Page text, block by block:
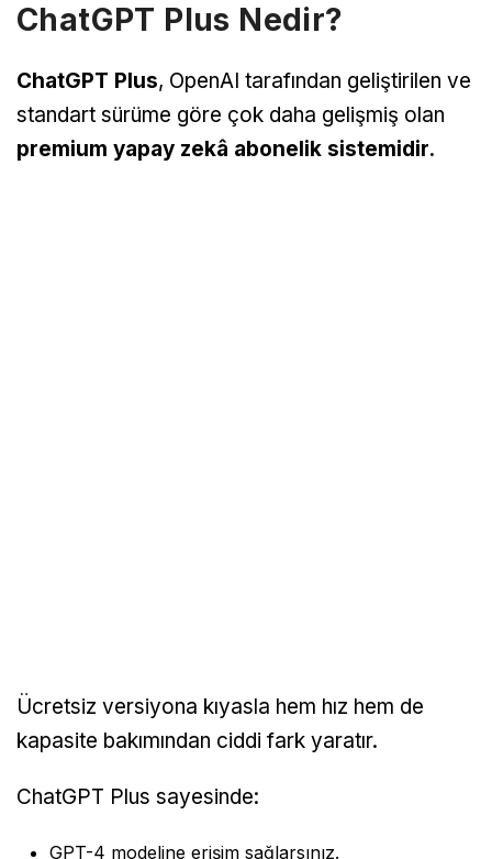
ChatGPT Plus Nedir?
ChatGPT Plus, OpenAI tarafından geliştirilen ve
standart sürüme göre çok daha gelişmiş olan
premium yapay zekâ abonelik sistemidir.
Ücretsiz versiyona kıyasla hem hız hem de
kapasite bakımından ciddi fark yaratır.
ChatGPT Plus sayesinde:
GPT-4 modeline erişim sağlarsınız.